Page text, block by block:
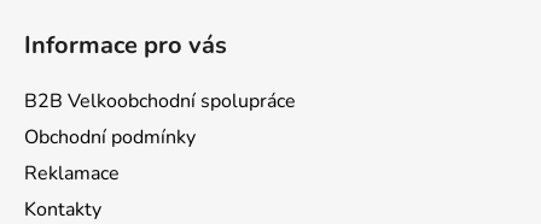
Informace pro vás
B2B Velkoobchodní spolupráce
Obchodní podmínky
Reklamace
Kontakty